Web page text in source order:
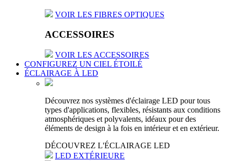
VOIR LES FIBRES OPTIQUES
ACCESSOIRES
VOIR LES ACCESSOIRES
CONFIGUREZ UN CIEL ÉTOILÉ
ÉCLAIRAGE À LED
Découvrez nos systèmes d'éclairage LED pour tous
types d'applications, flexibles, résistants aux conditions
atmosphériques et polyvalents, idéaux pour des
éléments de design à la fois en intérieur et en extérieur.
DÉCOUVREZ L'ÉCLAIRAGE LED
LED EXTÉRIEURE